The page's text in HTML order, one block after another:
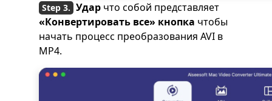
Удар что собой представляет
«Конвертировать все» кнопка чтобы
начать процесс преобразования AVI в
MP4.